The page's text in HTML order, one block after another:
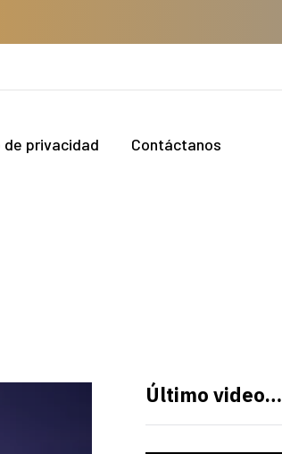
de privacidad Contáctanos
Último video…